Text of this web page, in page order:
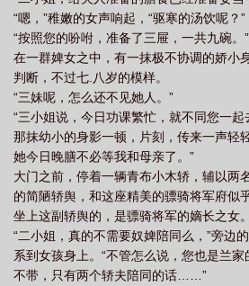
岁千千岁是指谁 太子千岁千岁千千岁 千岁千
千千岁 太后娘娘千岁千岁千千岁 千岁千岁千
直到园子里来了位杂役。新来的杂役老实
敢和姑娘们说话。这可多新鲜，花芜姬找
尺男儿像个小媳妇似的面红耳赤。水到渠
我是埋在这里的眼线，真实身份是凌花教
望着面前娇弱的女子，“你别怕，我会一辈
湖上人人闻风丧胆的罗刹教。“妾身不怕，
芜姬埋进了男子的怀里，“啊对了，你是哪
当了二十年的教主，都从没见过你。”凌
个多重身份#
“嗯，”稚嫩的女声响起，“驱寒的汤饮呢？”
“按照您的吩咐，准备了三屉，一共九碗。”
在一群婢女之中，有一抹极不协调的娇小
判断，不过七.八岁的模样。
“三妹呢，怎么还不见她人。”
“三小姐说，今日功课繁忙，就不同您一起
那抹幼小的身影一顿，片刻，传来一声轻
她今日晚膳不必等我和母亲了。”
大门之前，停着一辆青布小木轿，辅以两
的简陋轿舆，和这座精美的骠骑将军府似
坐上这副轿舆的，是骠骑将军的嫡长之女。
“二小姐，真的不需要奴婢陪同么，”旁边
系到女孩身上。“不管怎么说，您也是兰
不带，只有两个轿夫陪同的话……”